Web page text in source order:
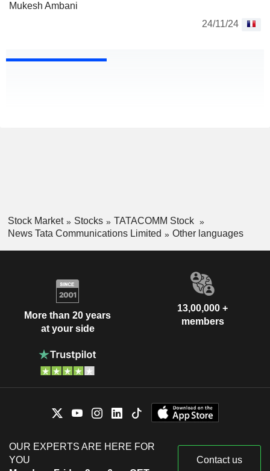
Mukesh Ambani
24/11/24
Stock Market Stocks
TATACOMM Stock
News Tata Communications Limited
Other languages
More than 20 years
at your side
13,00,000 +
members
OUR EXPERTS ARE HERE FOR
YOU
Contact us